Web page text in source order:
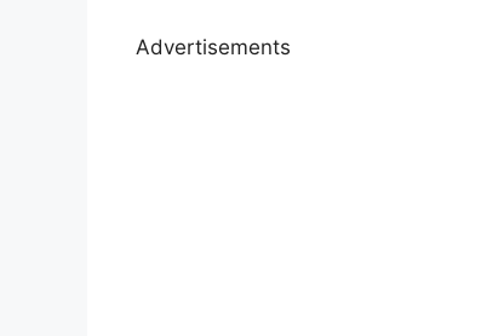
Advertisements